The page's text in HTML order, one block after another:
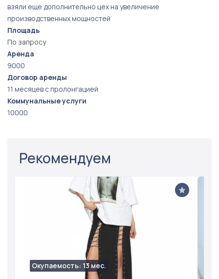
взяли еще дополнительно цех на увеличение
производственных мощностей
Площадь
По запросу
Аренда
9000
Договор аренды
11 месяцев с пролонгацией
Коммунальные услуги
10000
Рекомендуем
Окупаемость: 13 мес.